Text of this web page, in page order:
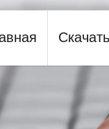
Скачать